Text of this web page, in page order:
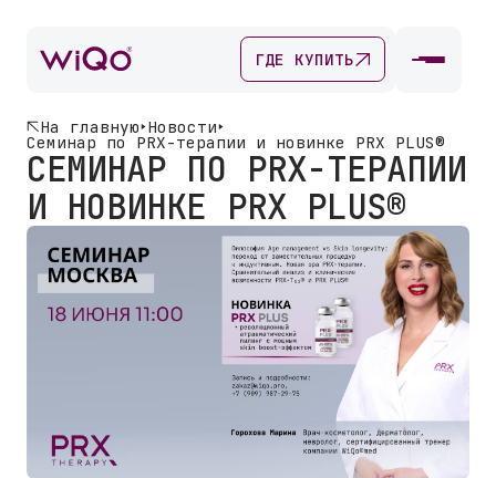
ГДЕ КУПИТЬ
На главную Новости
Семинар по PRX-терапии и новинке PRX PLUS®
СЕМИНАР ПО PRX-ТЕРАПИИ
И НОВИНКЕ PRX PLUS®